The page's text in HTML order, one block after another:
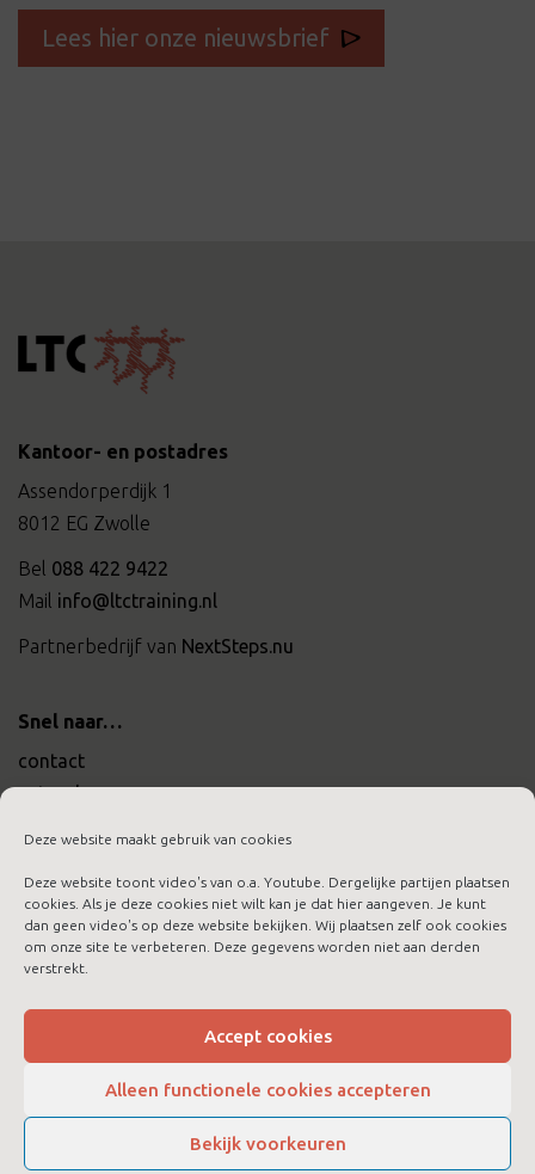
Deze website maakt gebruik van cookies
Deze website toont video's van o.a. Youtube. Dergelijke partijen plaatsen
cookies. Als je deze cookies niet wilt kan je dat hier aangeven. Je kunt
dan geen video's op deze website bekijken. Wij plaatsen zelf ook cookies
om onze site te verbeteren. Deze gegevens worden niet aan derden
verstrekt.
Accept cookies
Alleen functionele cookies accepteren
Bekijk voorkeuren
Lees hier onze nieuwsbrief
Kantoor- en postadres
Assendorperdijk 1
8012 EG Zwolle
Bel 088 422 9422
Mail info@ltctraining.nl
Partnerbedrijf van NextSteps.nu
Snel naar…
contact
actueel
aanmelden nieuwsbrief
disclaimer
privacybeleid